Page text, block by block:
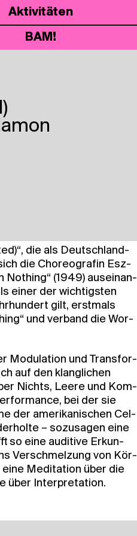
Akti­vi­tä­ten
BAM!
die als Deutsch­land­
die Cho­reo­gra­fin Esz­
Not­hing“ (1949) aus­ein­an­
einer der wich­tigs­ten
gilt, erst­mals
und ver­band die Wor­
Modu­la­ti­on und Trans­for­
auf den klang­li­chen
Nichts, Lee­re und Kom­
bei der sie
der ame­ri­ka­ni­schen Cel­
– sozu­sa­gen eine
so eine audi­tive Erkun­
Ver­schmel­zung von Kör­
Medi­ta­ti­on über die
über Interpretation.